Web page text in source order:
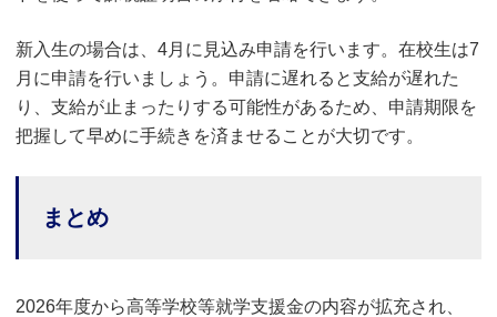
新入生の場合は、4月に見込み申請を行います。在校生は7
月に申請を行いましょう。申請に遅れると支給が遅れた
り、支給が止まったりする可能性があるため、申請期限を
把握して早めに手続きを済ませることが大切です。
まとめ
2026年度から高等学校等就学支援金の内容が拡充され、